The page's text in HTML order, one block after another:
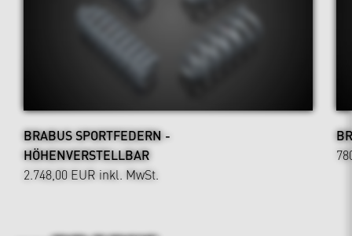
BRABUS SPORTFEDERN -
HÖHENVERSTELLBAR
2.748,00 EUR inkl. MwSt.